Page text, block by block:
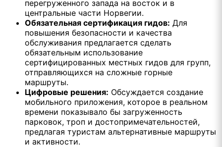
перегруженного запада на восток и в
центральные части Норвегии.
Обязательная сертификация гидов: Для
повышения безопасности и качества
обслуживания предлагается сделать
обязательным использование
сертифицированных местных гидов для групп,
отправляющихся на сложные горные
маршруты.
Цифровые решения: Обсуждается создание
мобильного приложения, которое в реальном
времени показывало бы загруженность
парковок, троп и достопримечательностей,
предлагая туристам альтернативные маршруты
и активности.